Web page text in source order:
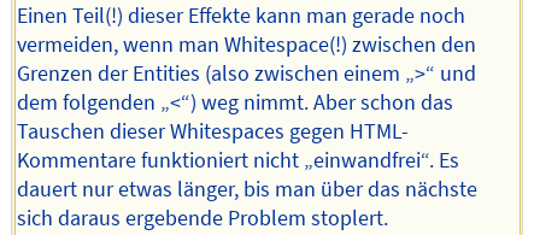
Einen Teil(!) dieser Effekte kann man gerade noch
vermeiden, wenn man Whitespace(!) zwischen den
Grenzen der Entities (also zwischen einem „>“ und
dem folgenden „<“) weg nimmt. Aber schon das
Tauschen dieser Whitespaces gegen HTML-
Kommentare funktioniert nicht „einwandfrei“. Es
dauert nur etwas länger, bis man über das nächste
sich daraus ergebende Problem stoplert.